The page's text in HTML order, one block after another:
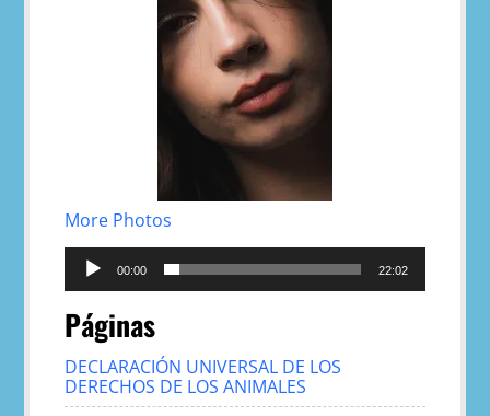
More Photos
Reproductor
audio
00:00 22:02
Páginas
DECLARACIÓN UNIVERSAL DE LOS
DERECHOS DE LOS ANIMALES